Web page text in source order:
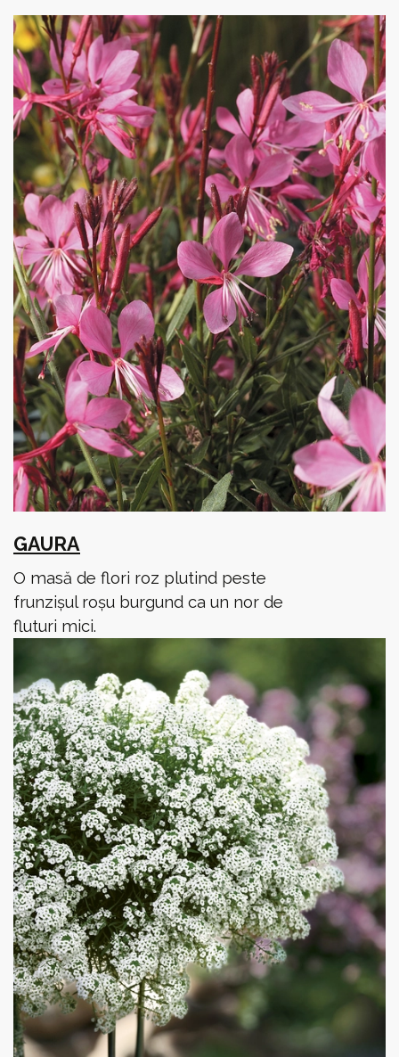
GAURA
O masă de flori roz plutind peste
frunzișul roșu burgund ca un nor de
fluturi mici.